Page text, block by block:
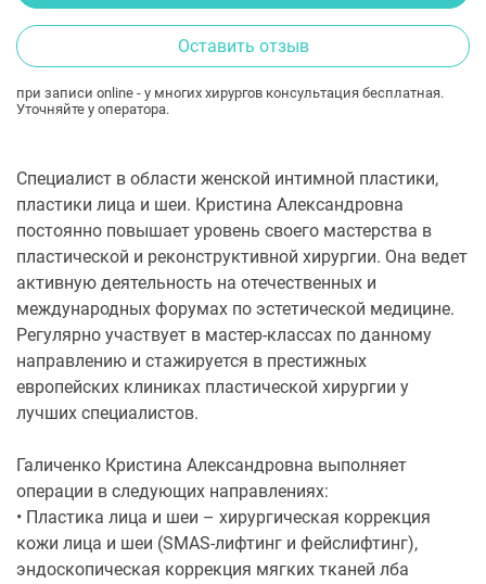
Оставить отзыв
при записи online - у многих хирургов консультация бесплатная.
Уточняйте у оператора.
Специалист в области женской интимной пластики,
пластики лица и шеи. Кристина Александровна
постоянно повышает уровень своего мастерства в
пластической и реконструктивной хирургии. Она ведет
активную деятельность на отечественных и
международных форумах по эстетической медицине.
Регулярно участвует в мастер-классах по данному
направлению и стажируется в престижных
европейских клиниках пластической хирургии у
лучших специалистов.
Галиченко Кристина Александровна выполняет
операции в следующих направлениях:
• Пластика лица и шеи – хирургическая коррекция
кожи лица и шеи (SMAS-лифтинг и фейслифтинг),
эндоскопическая коррекция мягких тканей лба